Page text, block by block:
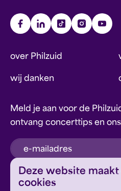
Deze website
cookies
over Philzuid
wij danken
Meld je aan voor de
ontvang concerttips en
inschrijven